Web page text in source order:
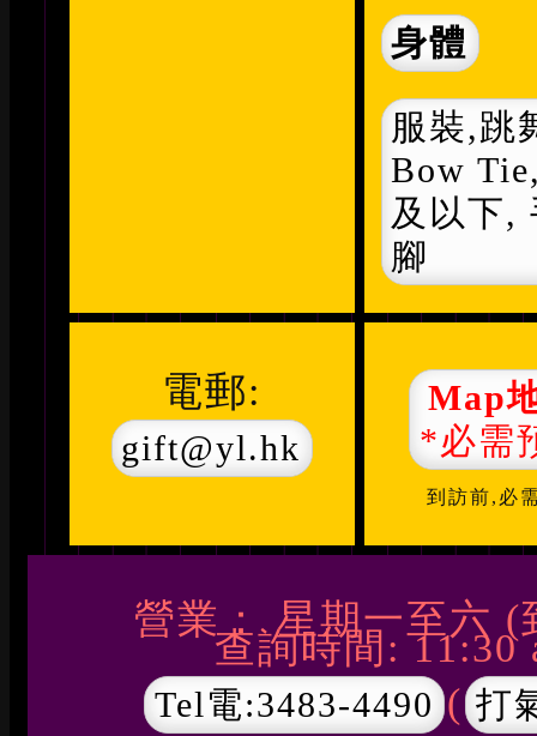
身體
服裝,跳
Bow
及以下,
腳
電郵:
gift@yl.hk
Map
*必需
到訪前, 必
營業： 星期一至六
查詢時間: 11:30
Tel電:3483-4490 ( 打